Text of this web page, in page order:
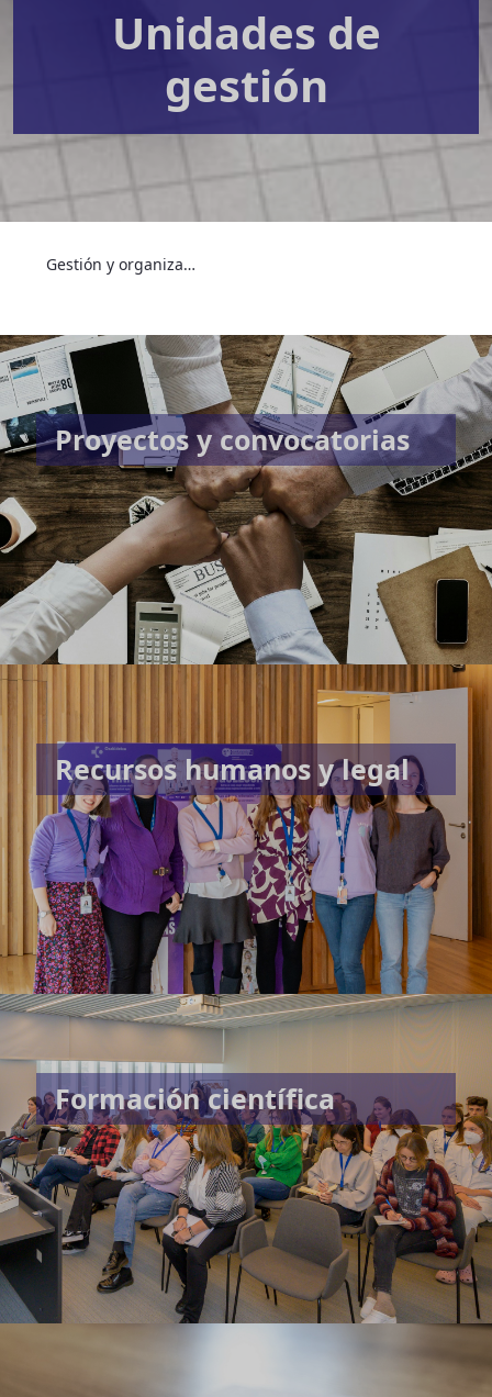
Unidades de
gestión
Gestión y organización
Proyectos y convocatorias
Recursos humanos y legal
Formación científica